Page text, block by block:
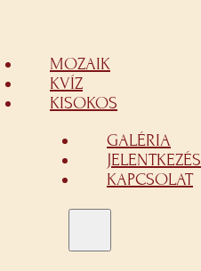
MOZAIK
KVÍZ
KISOKOS
GALÉRIA
JELENTKEZÉS
KAPCSOLAT